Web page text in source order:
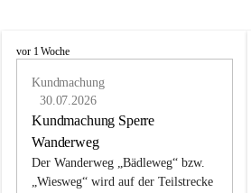
L
vor 1 Woche
Kundmachung
30.07.2026
Kundmachung Sperre
Wanderweg
Der Wanderweg „Bädleweg“ bzw.
„Wiesweg“ wird auf der Teilstrecke